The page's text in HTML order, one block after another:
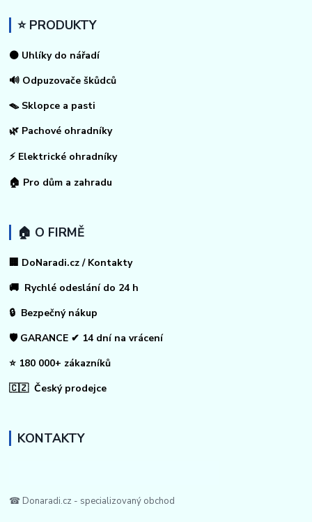
⭐ PRODUKTY
⚫ Uhlíky do nářadí
🔊 Odpuzovače škůdců
🪤 Sklopce a pasti
🌿 Pachové ohradníky
⚡ Elektrické ohradníky
🏠 Pro dům a zahradu
🏠 O FIRMĚ
🏢 DoNaradi.cz / Kontakty
🚚 Rychlé odeslání do 24 h
🔒 Bezpečný nákup
🛡️ GARANCE ✔ 14 dní na vrácení
⭐ 180 000+ zákazníků
🇨🇿 Český prodejce
KONTAKTY
☎ Donaradi.cz - specializovaný obchod